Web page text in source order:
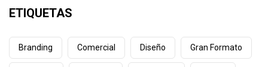
ETIQUETAS
Branding Comercial Diseño Gran Formato